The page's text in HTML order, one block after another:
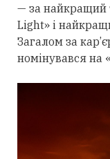
— за найкращий
Light» і
Загалом за
номінувався на